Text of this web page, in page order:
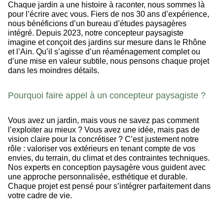
Chaque jardin a une histoire à raconter, nous sommes là
pour l’écrire avec vous. Fiers de nos 30 ans d’expérience,
nous bénéficions d’un bureau d’études paysagères
intégré. Depuis 2023, notre concepteur paysagiste
imagine et conçoit des jardins sur mesure dans le Rhône
et l’Ain. Qu’il s’agisse d’un réaménagement complet ou
d’une mise en valeur subtile, nous pensons chaque projet
dans les moindres détails.
Pourquoi faire appel à un concepteur paysagiste ?
Vous avez un jardin, mais vous ne savez pas comment
l’exploiter au mieux ? Vous avez une idée, mais pas de
vision claire pour la concrétiser ? C’est justement notre
rôle : valoriser vos extérieurs en tenant compte de vos
envies, du terrain, du climat et des contraintes techniques.
Nos experts en conception paysagère vous guident avec
une approche personnalisée, esthétique et durable.
Chaque projet est pensé pour s’intégrer parfaitement dans
votre cadre de vie.